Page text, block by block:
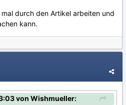
durch den Artikel arbeiten und
kann.
von Wishmueller: